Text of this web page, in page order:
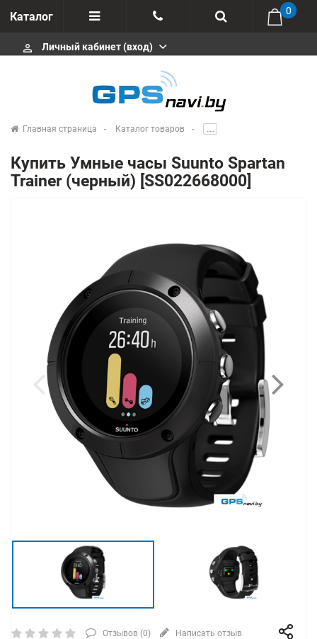
Каталог
Отзывы
+375 291646666
msa333
info@gpsnavi.by
0
perm_identity Личный кабинет (вход)
Главная страница Каталог товаров .....
Купить Умные часы Suunto Spartan
Trainer (черный) [SS022668000]
Отзывов (0) Написать отзыв